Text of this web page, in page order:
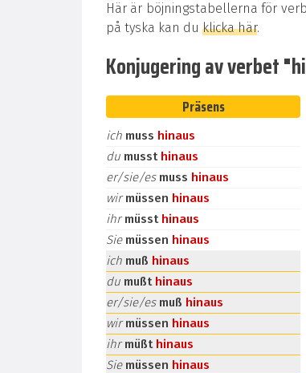
Här är böjningstabellerna för
på tyska kan du klicka här.
Konjugering av verbet
Präsens
ich muss hinaus
du musst hinaus
er/sie/es muss hinaus
wirmüssen hinaus
ihrmüsst hinaus
Sie müssen hinaus
ich muß hinaus
du mußt hinaus
er/sie/es muß hinaus
wirmüssen hinaus
ihrmüßt hinaus
Sie müssen hinaus